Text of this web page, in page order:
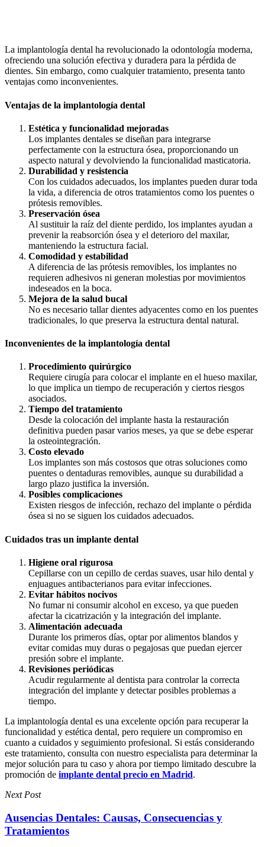
La implantología dental ha revolucionado la odontología moderna,
ofreciendo una solución efectiva y duradera para la pérdida de
dientes. Sin embargo, como cualquier tratamiento, presenta tanto
ventajas como inconvenientes.
Ventajas de la implantología dental
Estética y funcionalidad mejoradas
Los implantes dentales se diseñan para integrarse
perfectamente con la estructura ósea, proporcionando un
aspecto natural y devolviendo la funcionalidad masticatoria.
Durabilidad y resistencia
Con los cuidados adecuados, los implantes pueden durar toda
la vida, a diferencia de otros tratamientos como los puentes o
prótesis removibles.
Preservación ósea
Al sustituir la raíz del diente perdido, los implantes ayudan a
prevenir la reabsorción ósea y el deterioro del maxilar,
manteniendo la estructura facial.
Comodidad y estabilidad
A diferencia de las prótesis removibles, los implantes no
requieren adhesivos ni generan molestias por movimientos
indeseados en la boca.
Mejora de la salud bucal
No es necesario tallar dientes adyacentes como en los puentes
tradicionales, lo que preserva la estructura dental natural.
Inconvenientes de la implantología dental
Procedimiento quirúrgico
Requiere cirugía para colocar el implante en el hueso maxilar,
lo que implica un tiempo de recuperación y ciertos riesgos
asociados.
Tiempo del tratamiento
Desde la colocación del implante hasta la restauración
definitiva pueden pasar varios meses, ya que se debe esperar
la osteointegración.
Costo elevado
Los implantes son más costosos que otras soluciones como
puentes o dentaduras removibles, aunque su durabilidad a
largo plazo justifica la inversión.
Posibles complicaciones
Existen riesgos de infección, rechazo del implante o pérdida
ósea si no se siguen los cuidados adecuados.
Cuidados tras un implante dental
Higiene oral rigurosa
Cepillarse con un cepillo de cerdas suaves, usar hilo dental y
enjuagues antibacterianos para evitar infecciones.
Evitar hábitos nocivos
No fumar ni consumir alcohol en exceso, ya que pueden
afectar la cicatrización y la integración del implante.
Alimentación adecuada
Durante los primeros días, optar por alimentos blandos y
evitar comidas muy duras o pegajosas que puedan ejercer
presión sobre el implante.
Revisiones periódicas
Acudir regularmente al dentista para controlar la correcta
integración del implante y detectar posibles problemas a
tiempo.
La implantología dental es una excelente opción para recuperar la
funcionalidad y estética dental, pero requiere un compromiso en
cuanto a cuidados y seguimiento profesional. Si estás considerando
este tratamiento, consulta con nuestro especialista para determinar la
mejor solución para tu caso y ahora por tiempo limitado descubre la
promoción de implante dental precio en Madrid.
Next Post
Ausencias Dentales: Causas, Consecuencias y
Tratamientos